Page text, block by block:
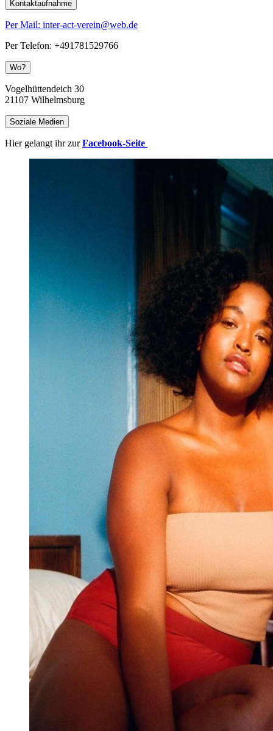
Kontaktaufnahme
Per Mail: inter-act-verein@web.de
Per Telefon: +491781529766
Wo?
Vogelhüttendeich 30
21107 Wilhelmsburg
Soziale Medien
Hier gelangt ihr zurFacebook-Seite